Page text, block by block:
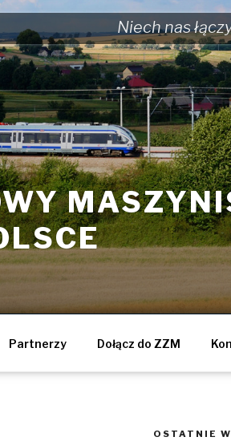
Niech nas
Partnerzy Dołącz do ZZM
OSTATNIE